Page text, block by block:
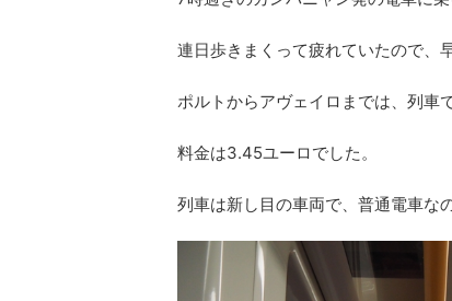
連日歩きまくって疲れていたので、
ポルトからアヴェイロまでは、列車
料金は3.45ユーロでした。
列車は新し目の車両で、普通電車な